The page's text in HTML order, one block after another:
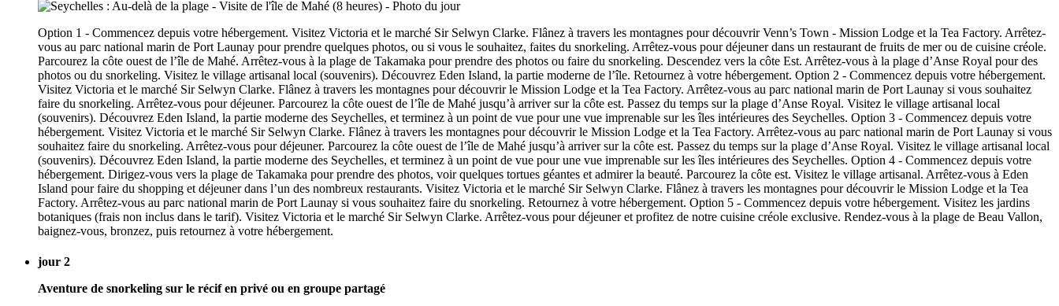
Option 1 - Commencez depuis votre hébergement. Visitez Victoria et le marché Sir Selwyn Clarke. Flânez à travers les montagnes pour découvrir Venn’s Town - Mission Lodge et la Tea Factory. Arrêtez-
vous au parc national marin de Port Launay pour prendre quelques photos, ou si vous le souhaitez, faites du snorkeling. Arrêtez-vous pour déjeuner dans un restaurant de fruits de mer ou de cuisine créole.
Parcourez la côte ouest de l’île de Mahé. Arrêtez-vous à la plage de Takamaka pour prendre des photos ou faire du snorkeling. Descendez vers la côte Est. Arrêtez-vous à la plage d’Anse Royal pour des
photos ou du snorkeling. Visitez le village artisanal local (souvenirs). Découvrez Eden Island, la partie moderne de l’île. Retournez à votre hébergement. Option 2 - Commencez depuis votre hébergement.
Visitez Victoria et le marché Sir Selwyn Clarke. Flânez à travers les montagnes pour découvrir le Mission Lodge et la Tea Factory. Arrêtez-vous au parc national marin de Port Launay si vous souhaitez
faire du snorkeling. Arrêtez-vous pour déjeuner. Parcourez la côte ouest de l’île de Mahé jusqu’à arriver sur la côte est. Passez du temps sur la plage d’Anse Royal. Visitez le village artisanal local
(souvenirs). Découvrez Eden Island, la partie moderne des Seychelles, et terminez à un point de vue pour une vue imprenable sur les îles intérieures des Seychelles. Option 3 - Commencez depuis votre
hébergement. Visitez Victoria et le marché Sir Selwyn Clarke. Flânez à travers les montagnes pour découvrir le Mission Lodge et la Tea Factory. Arrêtez-vous au parc national marin de Port Launay si vous
souhaitez faire du snorkeling. Arrêtez-vous pour déjeuner. Parcourez la côte ouest de l’île de Mahé jusqu’à arriver sur la côte est. Passez du temps sur la plage d’Anse Royal. Visitez le village artisanal local
(souvenirs). Découvrez Eden Island, la partie moderne des Seychelles, et terminez à un point de vue pour une vue imprenable sur les îles intérieures des Seychelles. Option 4 - Commencez depuis votre
hébergement. Dirigez-vous vers la plage de Takamaka pour prendre des photos, voir quelques tortues géantes et admirer la beauté. Parcourez la côte est. Visitez le village artisanal. Arrêtez-vous à Eden
Island pour faire du shopping et déjeuner dans l’un des nombreux restaurants. Visitez Victoria et le marché Sir Selwyn Clarke. Flânez à travers les montagnes pour découvrir le Mission Lodge et la Tea
Factory. Arrêtez-vous au parc national marin de Port Launay si vous souhaitez faire du snorkeling. Retournez à votre hébergement. Option 5 - Commencez depuis votre hébergement. Visitez les jardins
botaniques (frais non inclus dans le tarif). Visitez Victoria et le marché Sir Selwyn Clarke. Arrêtez-vous pour déjeuner et profitez de notre cuisine créole exclusive. Rendez-vous à la plage de Beau Vallon,
baignez-vous, bronzez, puis retournez à votre hébergement.
jour 2
Aventure de snorkeling sur le récif en privé ou en groupe partagé